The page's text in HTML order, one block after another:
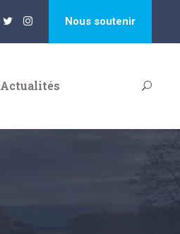
Nous soutenir
Actualités